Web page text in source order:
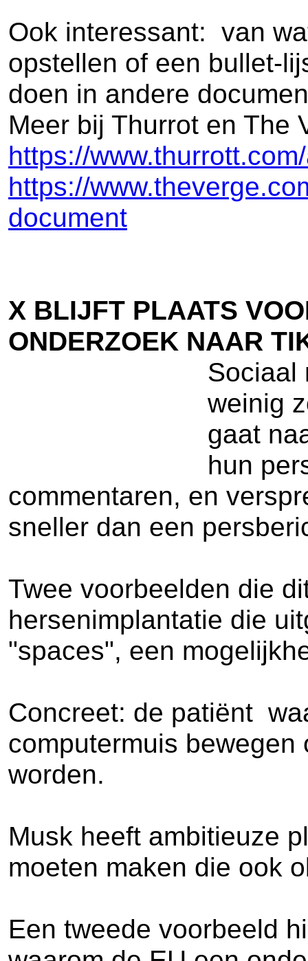
Ook interessant: van
opstellen of een bullet-
doen in andere
Meer bij Thurrot en The
https://
https://
document
X BLIJFT PLAATS
ONDERZOEK NAAR
Sociaal
weinig
gaat
hun
commentaren, en
sneller dan een
Twee voorbeelden die
hersenimplantatie die
"spaces", een
Concreet: de patiënt
computermuis
worden.
Musk heeft ambitieuze
moeten maken die ook
Een tweede voorbeeld